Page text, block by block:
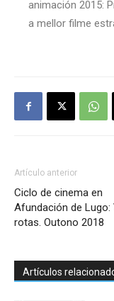
animación 2015:
a mellor filme
Artículo anterior
Ciclo de cinema en
Afundación de Lugo:
rotas. Outono 2018
Artículos